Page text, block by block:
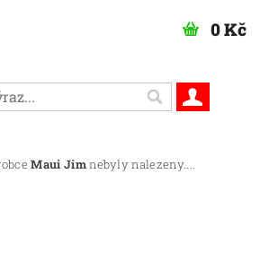
0 Kč
Maui Jimnebyly nalezeny....